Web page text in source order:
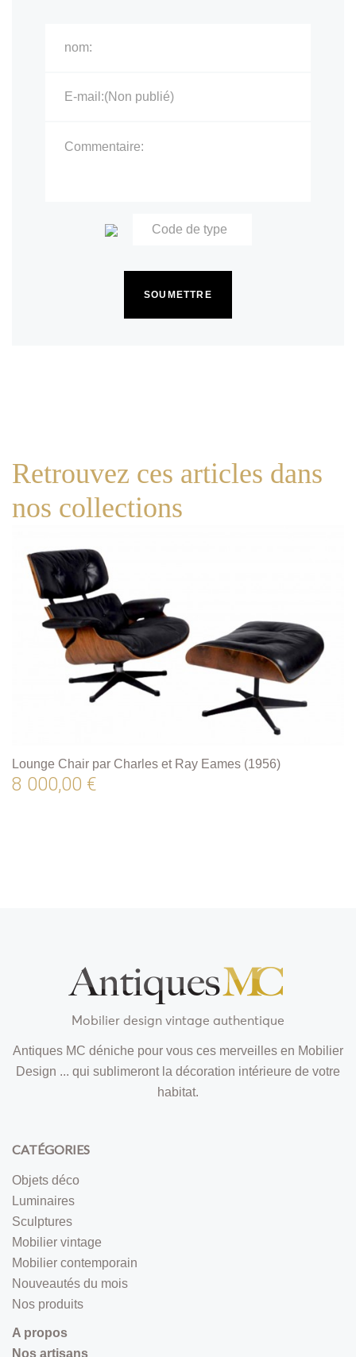
Retrouvez ces articles dans
nos collections
Lounge Chair par Charles et Ray Eames (1956)
8 000,00 €
Mobilier design vintage authentique
Antiques MC déniche pour vous ces merveilles en Mobilier
Design ... qui sublimeront la décoration intérieure de votre
habitat.
CATÉGORIES
Objets déco
Luminaires
Sculptures
Mobilier vintage
Mobilier contemporain
Nouveautés du mois
Nos produits
A propos
Nos artisans